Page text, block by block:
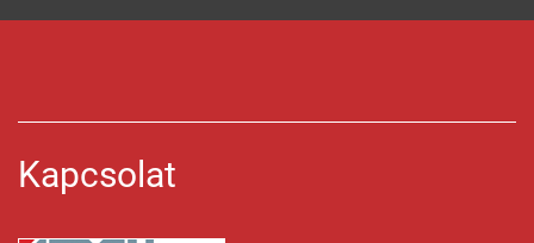
Kapcsolat